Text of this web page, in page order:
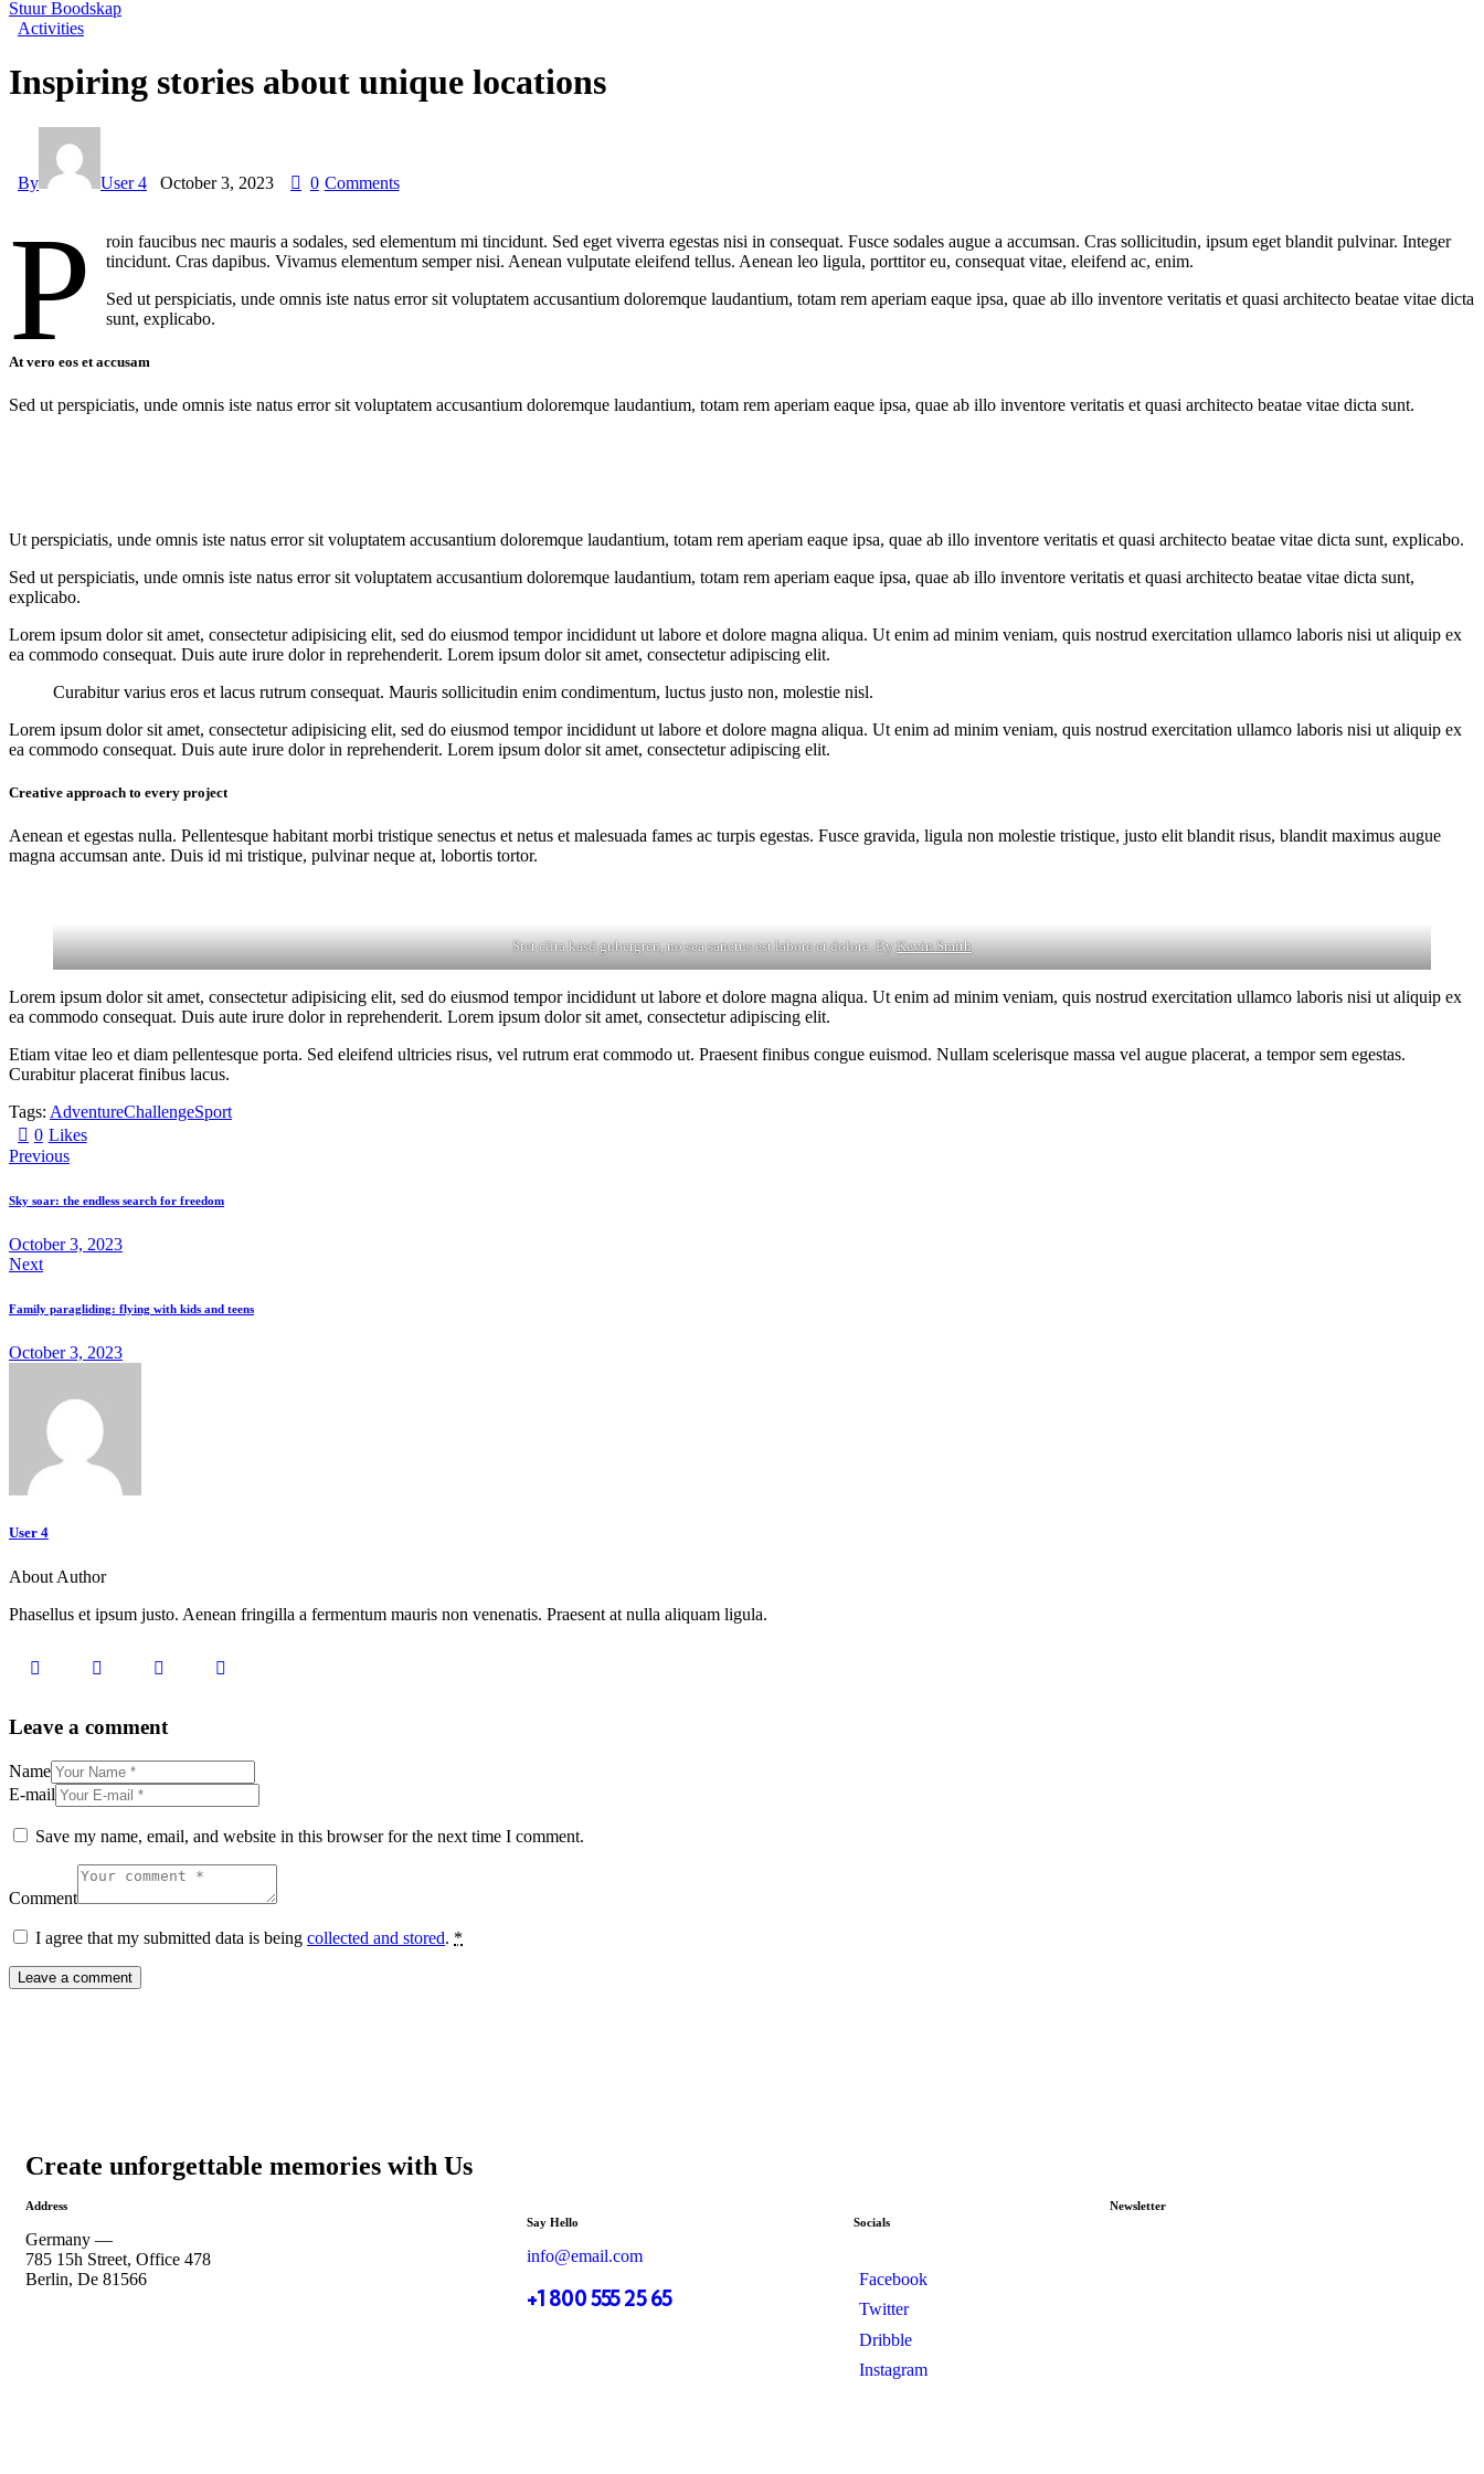
Stuur Boodskap
Activities
Inspiring stories about unique locations
By User 4 October 3, 2023 0 Comments
P
roin faucibus nec mauris a sodales, sed elementum mi tincidunt. Sed eget viverra egestas nisi in consequat. Fusce sodales augue a accumsan. Cras sollicitudin, ipsum eget blandit pulvinar. Integer
tincidunt. Cras dapibus. Vivamus elementum semper nisi. Aenean vulputate eleifend tellus. Aenean leo ligula, porttitor eu, consequat vitae, eleifend ac, enim.
Sed ut perspiciatis, unde omnis iste natus error sit voluptatem accusantium doloremque laudantium, totam rem aperiam eaque ipsa, quae ab illo inventore veritatis et quasi architecto beatae vitae dicta
sunt, explicabo.
At vero eos et accusam
Sed ut perspiciatis, unde omnis iste natus error sit voluptatem accusantium doloremque laudantium, totam rem aperiam eaque ipsa, quae ab illo inventore veritatis et quasi architecto beatae vitae dicta sunt.
Ut perspiciatis, unde omnis iste natus error sit voluptatem accusantium doloremque laudantium, totam rem aperiam eaque ipsa, quae ab illo inventore veritatis et quasi architecto beatae vitae dicta sunt, explicabo.
Sed ut perspiciatis, unde omnis iste natus error sit voluptatem accusantium doloremque laudantium, totam rem aperiam eaque ipsa, quae ab illo inventore veritatis et quasi architecto beatae vitae dicta sunt,
explicabo.
Lorem ipsum dolor sit amet, consectetur adipisicing elit, sed do eiusmod tempor incididunt ut labore et dolore magna aliqua. Ut enim ad minim veniam, quis nostrud exercitation ullamco laboris nisi ut aliquip ex
ea commodo consequat. Duis aute irure dolor in reprehenderit. Lorem ipsum dolor sit amet, consectetur adipiscing elit.
Curabitur varius eros et lacus rutrum consequat. Mauris sollicitudin enim condimentum, luctus justo non, molestie nisl.
Lorem ipsum dolor sit amet, consectetur adipisicing elit, sed do eiusmod tempor incididunt ut labore et dolore magna aliqua. Ut enim ad minim veniam, quis nostrud exercitation ullamco laboris nisi ut aliquip ex
ea commodo consequat. Duis aute irure dolor in reprehenderit. Lorem ipsum dolor sit amet, consectetur adipiscing elit.
Creative approach to every project
Aenean et egestas nulla. Pellentesque habitant morbi tristique senectus et netus et malesuada fames ac turpis egestas. Fusce gravida, ligula non molestie tristique, justo elit blandit risus, blandit maximus augue
magna accumsan ante. Duis id mi tristique, pulvinar neque at, lobortis tortor.
Stet clita kasd gubergren, no sea sanctus est labore et dolore. ByKevin Smith
Lorem ipsum dolor sit amet, consectetur adipisicing elit, sed do eiusmod tempor incididunt ut labore et dolore magna aliqua. Ut enim ad minim veniam, quis nostrud exercitation ullamco laboris nisi ut aliquip ex
ea commodo consequat. Duis aute irure dolor in reprehenderit. Lorem ipsum dolor sit amet, consectetur adipiscing elit.
Etiam vitae leo et diam pellentesque porta. Sed eleifend ultricies risus, vel rutrum erat commodo ut. Praesent finibus congue euismod. Nullam scelerisque massa vel augue placerat, a tempor sem egestas.
Curabitur placerat finibus lacus.
Tags: AdventureChallengeSport
0 Likes
Previous
Sky soar: the endless search for freedom
October 3, 2023
Next
Family paragliding: flying with kids and teens
October 3, 2023
User 4
About Author
Phasellus et ipsum justo. Aenean fringilla a fermentum mauris non venenatis. Praesent at nulla aliquam ligula.
Leave a comment
Name
E-mail
Save my name, email, and website in this browser for the next time I comment.
Comment
I agree that my submitted data is being collected and stored. *
Create unforgettable memories with Us
Address
Germany —
785 15h Street, Office 478
Berlin, De 81566
Say Hello
info@email.com
+1 800 555 25 65
Socials
Facebook
Twitter
Dribble
Instagram
Newsletter